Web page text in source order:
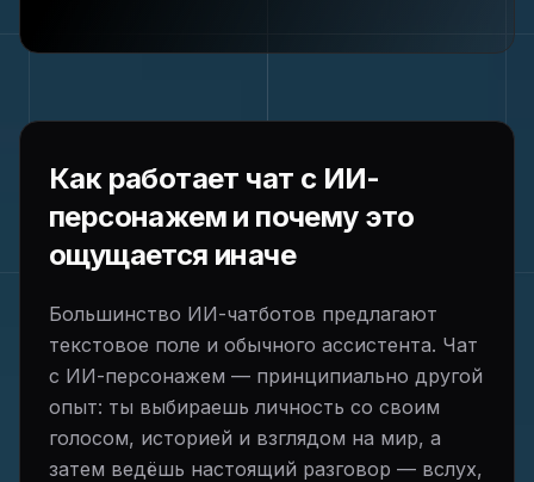
Как работает чат с ИИ-
персонажем и почему это
ощущается иначе
Большинство ИИ-чатботов предлагают
текстовое поле и обычного ассистента. Чат
с ИИ-персонажем — принципиально другой
опыт: ты выбираешь личность со своим
голосом, историей и взглядом на мир, а
затем ведёшь настоящий разговор — вслух,